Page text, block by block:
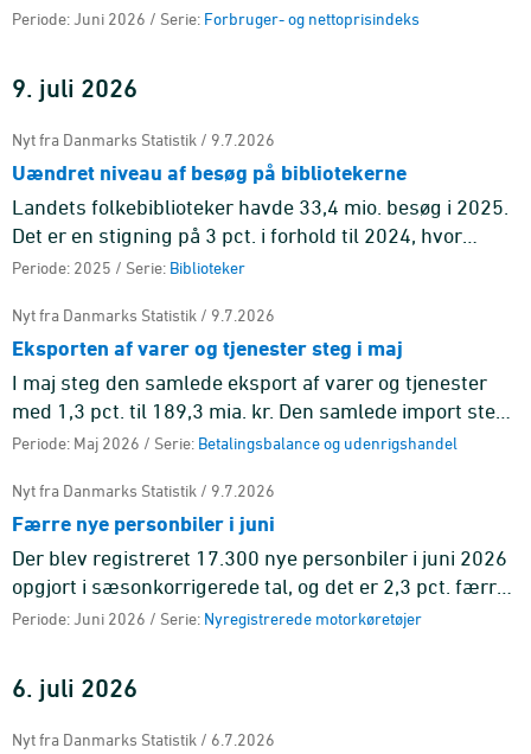
tilsvarende stigning ligeledes 1,9 pct. Det er
Periode: Juni 2026 / Serie: Forbruger- og nettoprisindeks
9. juli 2026
Nyt fra Danmarks Statistik / 9.7.2026
Uændret niveau af besøg på bibliotekerne
Landets folkebiblioteker havde 33,4 mio. besøg i 2025.
Det er en stigning på 3 pct. i forhold til 2024, hvor
folkebibliotekerne havde 32,5 mio. besøg.
Periode: 2025 / Serie: Biblioteker
Nyt fra Danmarks Statistik / 9.7.2026
Eksporten af varer og tjenester steg i maj
I maj steg den samlede eksport af varer og tjenester
med 1,3 pct. til 189,3 mia. kr. Den samlede import steg
med 1,8 pct. til 160,4 mia. kr.
Periode: Maj 2026 / Serie: Betalingsbalance og udenrigshandel
Nyt fra Danmarks Statistik / 9.7.2026
Færre nye personbiler i juni
Der blev registreret 17.300 nye personbiler i juni 2026
opgjort i sæsonkorrigerede tal, og det er 2,3 pct. færre
end i maj.
Periode: Juni 2026 / Serie: Nyregistrerede motorkøretøjer
6. juli 2026
Nyt fra Danmarks Statistik / 6.7.2026